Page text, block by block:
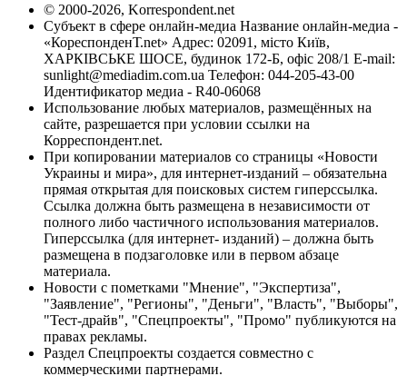
© 2000-2026, Korrespondent.net
Субъект в сфере онлайн-медиа Название онлайн-медиа -
«КореспонденТ.net» Адрес: 02091, місто Київ,
ХАРКІВСЬКЕ ШОСЕ, будинок 172-Б, офіс 208/1 E-mail:
sunlight@mediadim.com.ua Телефон: 044-205-43-00
Идентификатор медиа - R40-06068
Использование любых материалов, размещённых на
сайте, разрешается при условии ссылки на
Корреспондент.net.
При копировании материалов со страницы «Новости
Украины и мира», для интернет-изданий – обязательна
прямая открытая для поисковых систем гиперссылка.
Ссылка должна быть размещена в независимости от
полного либо частичного использования материалов.
Гиперссылка (для интернет- изданий) – должна быть
размещена в подзаголовке или в первом абзаце
материала.
Новости с пометками "Мнение", "Экспертиза",
"Заявление", "Регионы", "Деньги", "Власть", "Выборы",
"Тест-драйв", "Спецпроекты", "Промо" публикуются на
правах рекламы.
Раздел Спецпроекты создается совместно с
коммерческими партнерами.